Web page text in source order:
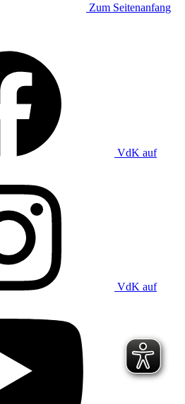
Zum Seitenanfang
VdK auf
VdK auf